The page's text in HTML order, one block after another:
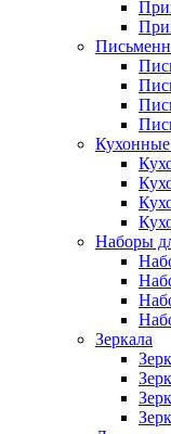
Наборы
Зеркала